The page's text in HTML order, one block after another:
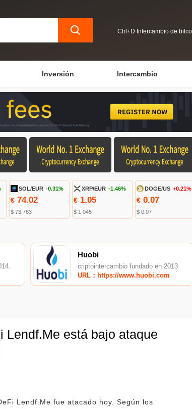
Ctrl+D Intercambio de
Inversión Intercambio
SOL/EUR -0.31%
€ 74.02
$ 73.763
XRP/EUR -1.46%
€ 1.05
$ 1.045
DOGE/US +0.21%
€ 0.07
$ 0.07
Huobi
criptointercambio fundado en 2013.
URL：https://www.huobi.com
Lendf.Me está bajo ataque
Lendf.Me fue atacado hoy. Según los